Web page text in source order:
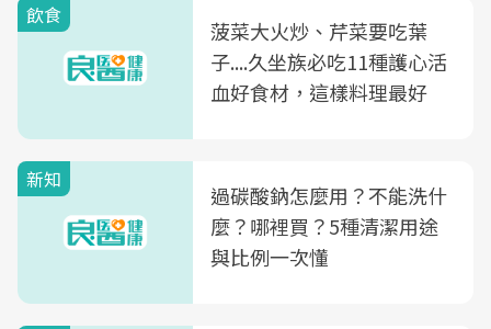
飲食
菠菜大火炒、芹菜要吃葉
子....久坐族必吃11種護心活
血好食材，這樣料理最好
新知
過碳酸鈉怎麼用？不能洗什
麼？哪裡買？5種清潔用途
與比例一次懂